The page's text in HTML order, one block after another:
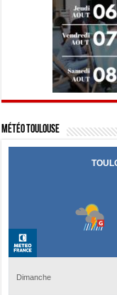
Météo Toulouse